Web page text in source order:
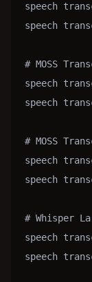
speech
speech
# MOSS
speech
speech
# MOSS
speech
speech
# Whisper
speech
speech